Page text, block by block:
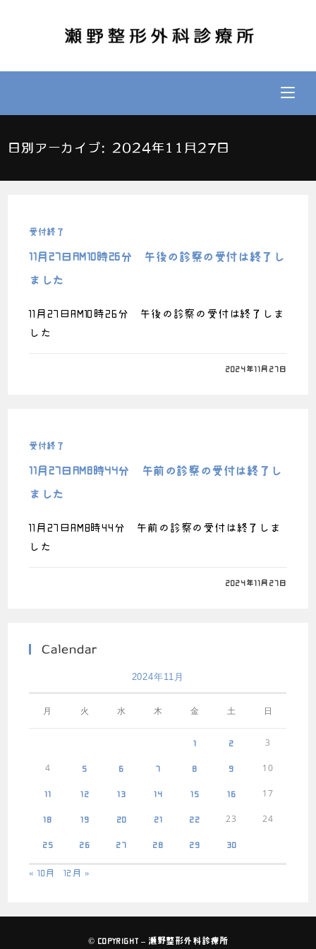
日別アーカイブ: 2024年11月27日
受付終了
11月27日AM10時26分 午後の診察の受付は終了し
ました
11月27日AM10時26分 午後の診察の受付は終了しま
した
2024年11月27日
受付終了
11月27日AM8時44分 午前の診察の受付は終了し
ました
11月27日AM8時44分 午前の診察の受付は終了しま
した
2024年11月27日
Calendar
2024年11月
月 火 水 木 金 土 日
1 2 3
4 5 6 7 8 9 10
11 12 13 14 15 16 17
18 19 20 21 22 23 24
25 26 27 28 29 30
« 10月 12月 »
© COPYRIGHT – 瀬野整形外科診療所